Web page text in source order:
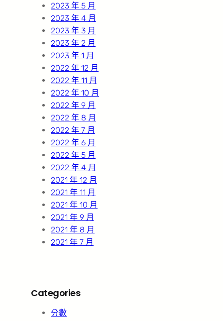
2023 年 5 月
2023 年 4 月
2023 年 3 月
2023 年 2 月
2023 年 1 月
2022 年 12 月
2022 年 11 月
2022 年 10 月
2022 年 9 月
2022 年 8 月
2022 年 7 月
2022 年 6 月
2022 年 5 月
2022 年 4 月
2021 年 12 月
2021 年 11 月
2021 年 10 月
2021 年 9 月
2021 年 8 月
2021 年 7 月
Categories
分數